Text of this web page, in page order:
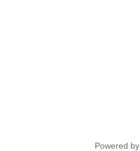
Powered by